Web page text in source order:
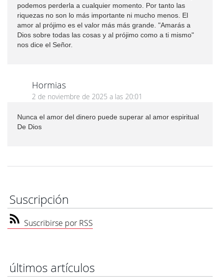
podemos perderla a cualquier momento. Por tanto las
riquezas no son lo más importante ni mucho menos. El
amor al prójimo es el valor más más grande. "Amarás a
Dios sobre todas las cosas y al prójimo como a ti mismo"
nos dice el Señor.
Hormias
2 de noviembre de 2025 a las 20:01
Nunca el amor del dinero puede superar al amor espiritual
De Dios
Suscripción
Suscribirse por RSS
últimos artículos